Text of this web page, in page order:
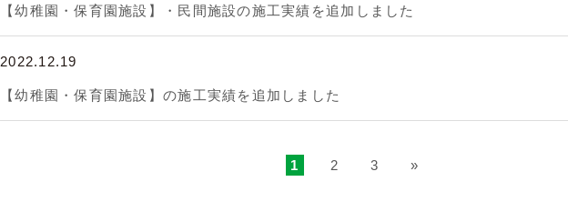
【幼稚園・保育園施設】・民間施設の施工実績を追加しました
2022.12.19
【幼稚園・保育園施設】の施工実績を追加しました
1 2 3 »